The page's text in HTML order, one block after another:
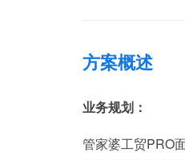
方案概述
业务规划：
管家婆工贸PRO